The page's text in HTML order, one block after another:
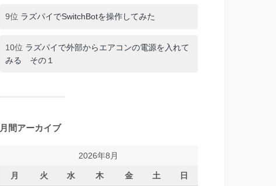
9位 ラズパイでSwitchBotを操作してみた
10位 ラズパイで外部からエアコンの電源を入れて
みる その１
月間アーカイブ
2026年8月
月 火 水 木 金 土 日